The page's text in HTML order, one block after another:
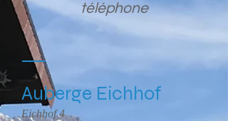
téléphone
Auberge Eichhof
Eichhof 4